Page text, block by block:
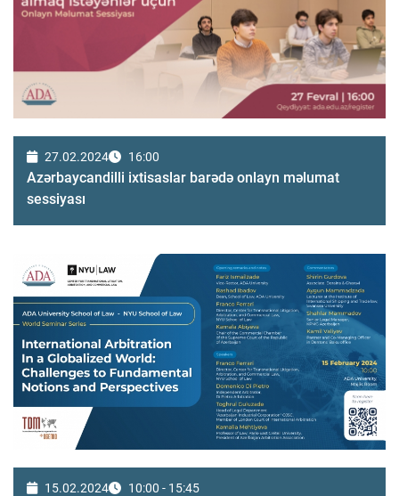
27.02.2024 16:00
Azərbaycandilli ixtisaslar barədə onlayn məlumat
sessiyası
15.02.2024 10:00 - 15:45